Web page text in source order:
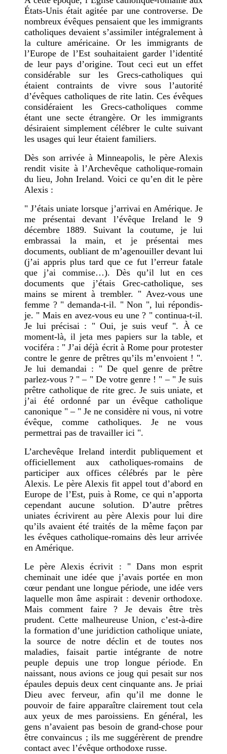
États-Unis était agitée par une controverse. De
nombreux évêques pensaient que les immigrants
catholiques devaient s’assimiler intégralement à
la culture américaine. Or les immigrants de
l’Europe de l’Est souhaitaient garder l’identité
de leur pays d’origine. Tout ceci eut un effet
considérable sur les Grecs-catholiques qui
étaient contraints de vivre sous l’autorité
d’évêques catholiques de rite latin. Ces évêques
considéraient les Grecs-catholiques comme
étant une secte étrangère. Or les immigrants
désiraient simplement célébrer le culte suivant
les usages qui leur étaient familiers.
Dès son arrivée à Minneapolis, le père Alexis
rendit visite à l’Archevêque catholique-romain
du lieu, John Ireland. Voici ce qu’en dit le père
Alexis :
" J’étais uniate lorsque j’arrivai en Amérique. Je
me présentai devant l’évêque Ireland le 9
décembre 1889. Suivant la coutume, je lui
embrassai la main, et je présentai mes
documents, oubliant de m’agenouiller devant lui
(j’ai appris plus tard que ce fut l’erreur fatale
que j’ai commise…). Dès qu’il lut en ces
documents que j’étais Grec-catholique, ses
mains se mirent à trembler. " Avez-vous une
femme ? " demanda-t-il. " Non ", lui répondis-
je. " Mais en avez-vous eu une ? " continua-t-il.
Je lui précisai : " Oui, je suis veuf ". À ce
moment-là, il jeta mes papiers sur la table, et
vociféra : " J’ai déjà écrit à Rome pour protester
contre le genre de prêtres qu’ils m’envoient ! ".
Je lui demandai : " De quel genre de prêtre
parlez-vous ? " – " De votre genre ! " – " Je suis
prêtre catholique de rite grec. Je suis uniate, et
j’ai été ordonné par un évêque catholique
canonique " – " Je ne considère ni vous, ni votre
évêque, comme catholiques. Je ne vous
permettrai pas de travailler ici ".
L’archevêque Ireland interdit publiquement et
officiellement aux catholiques-romains de
participer aux offices célébrés par le père
Alexis. Le père Alexis fit appel tout d’abord en
Europe de l’Est, puis à Rome, ce qui n’apporta
cependant aucune solution. D’autre prêtres
uniates écrivirent au père Alexis pour lui dire
qu’ils avaient été traités de la même façon par
les évêques catholique-romains dès leur arrivée
en Amérique.
Le père Alexis écrivit : " Dans mon esprit
cheminait une idée que j’avais portée en mon
cœur pendant une longue période, une idée vers
laquelle mon âme aspirait : devenir orthodoxe.
Mais comment faire ? Je devais être très
prudent. Cette malheureuse Union, c’est-à-dire
la formation d’une juridiction catholique uniate,
la source de notre déclin et de toutes nos
maladies, faisait partie intégrante de notre
peuple depuis une trop longue période. En
naissant, nous avions ce joug qui pesait sur nos
épaules depuis deux cent cinquante ans. Je priai
Dieu avec ferveur, afin qu’il me donne le
pouvoir de faire apparaître clairement tout cela
aux yeux de mes paroissiens. En général, les
gens n’avaient pas besoin de grand-chose pour
être convaincus ; ils me suggérèrent de prendre
contact avec l’évêque orthodoxe russe.